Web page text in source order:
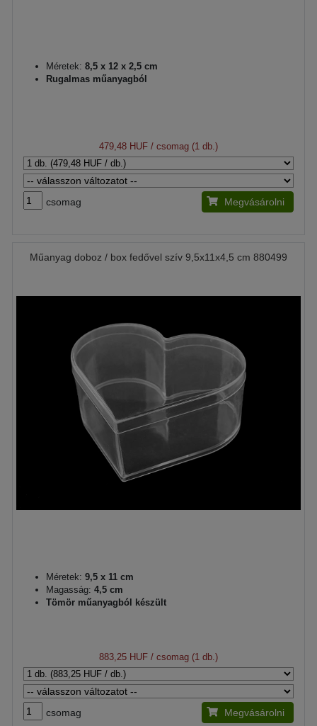
Méretek: 8,5 x 12 x 2,5 cm
Rugalmas műanyagból
479,48 HUF / csomag (1 db.)
csomag Megvásárolni
Műanyag doboz / box fedővel szív 9,5x11x4,5 cm 880499
Méretek: 9,5 x 11 cm
Magasság: 4,5 cm
Tömör műanyagból készült
883,25 HUF / csomag (1 db.)
csomag Megvásárolni